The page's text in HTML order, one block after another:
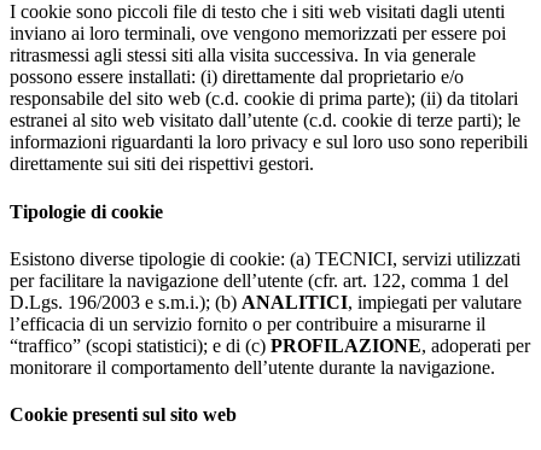
I cookie sono piccoli file di testo che i siti web visitati dagli utenti
inviano ai loro terminali, ove vengono memorizzati per essere poi
ritrasmessi agli stessi siti alla visita successiva. In via generale
possono essere installati: (i) direttamente dal proprietario e/o
responsabile del sito web (c.d. cookie di prima parte); (ii) da titolari
estranei al sito web visitato dall’utente (c.d. cookie di terze parti); le
informazioni riguardanti la loro privacy e sul loro uso sono reperibili
direttamente sui siti dei rispettivi gestori.
Tipologie di cookie
Esistono diverse tipologie di cookie: (a) TECNICI, servizi utilizzati
per facilitare la navigazione dell’utente (cfr. art. 122, comma 1 del
D.Lgs. 196/2003 e s.m.i.); (b) ANALITICI, impiegati per valutare
l’efficacia di un servizio fornito o per contribuire a misurarne il
“traffico” (scopi statistici); e di (c) PROFILAZIONE, adoperati per
monitorare il comportamento dell’utente durante la navigazione.
Cookie presenti sul sito web